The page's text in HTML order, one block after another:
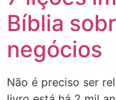
Bíblia
negócios
Não é preciso ser